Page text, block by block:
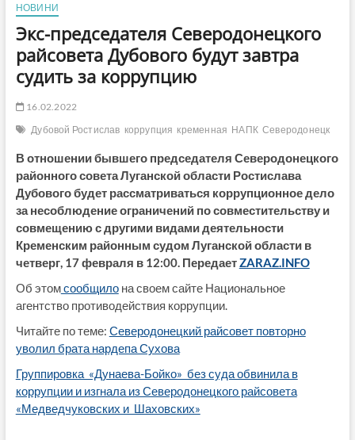
НОВИНИ
Экс-председателя Северодонецкого
райсовета Дубового будут завтра
судить за коррупцию
16.02.2022
Дубовой Ростислав коррупция кременная НАПК Северодонецк
В отношении бывшего председателя Северодонецкого
районного совета Луганской области Ростислава
Дубового будет рассматриваться коррупционное дело
за несоблюдение ограничений по совместительству и
совмещению с другими видами деятельности
Кременским районным судом Луганской области в
четверг, 17 февраля в 12:00. ПередаетZARAZ.INFO
Об этомсообщилона своем сайте Национальное
агентство противодействия коррупции.
Читайте по теме: Северодонецкий райсовет повторно
уволил брата нардепа Сухова
Группировка «Дунаева-Бойко» без суда обвинила в
коррупции и изгнала из Северодонецкого райсовета
«Медведчуковских и Шаховских»